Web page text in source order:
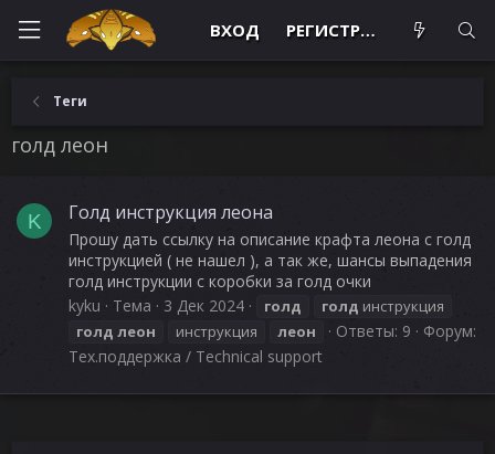
ВХОД РЕГИСТРАЦИЯ
Теги
голд леон
K Голд инструкция леона
Прошу дать ссылку на описание крафта леона с голд
инструкцией ( не нашел ), а так же, шансы выпадения
голд инструкции с коробки за голд очки
kyku
Тема 3 Дек 2024 голд голд инструкция
голд леон инструкция леон Ответы: 9
Форум:
Тех.поддержка / Technical support